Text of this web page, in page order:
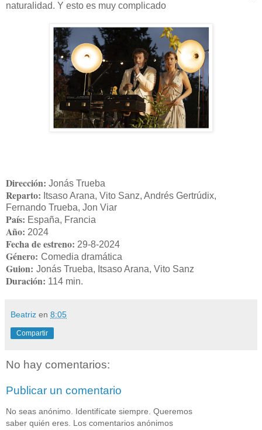
naturalidad. Y esto es muy complicado
Dirección: Jonás Trueba
Reparto: Itsaso Arana, Vito Sanz, Andrés Gertrúdix,
Fernando Trueba, Jon Viar
País: España, Francia
Año: 2024
Fecha de estreno: 29-8-2024
Género: Comedia dramática
Guion: Jonás Trueba, Itsaso Arana, Vito Sanz
Duración: 114 min.
Beatriz en 8:05
Compartir
No hay comentarios:
Publicar un comentario
No seas anónimo. Identifícate siempre. Queremos
saber quién eres. Los comentarios anónimos